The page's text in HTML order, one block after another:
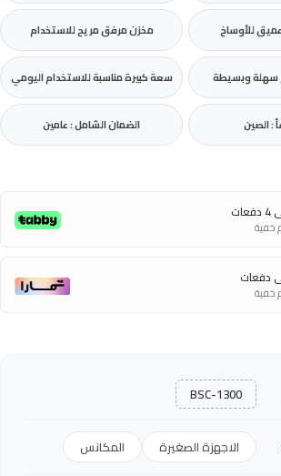
للأوساخ مخزن مرفق مريح للاستخدام
سهلة وبسيطة سعة كبيرة مناسبة للاستخدام اليومي
: الصين الضمان الشامل : عامين
خفية
دفعات
خفية
BSC-1300
الاجهزة الصغيرة المكانس